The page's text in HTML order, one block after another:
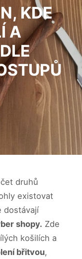
KDE
A
druhů
existovat
dostávají
shopy. Zde
košilích a
břitvou,